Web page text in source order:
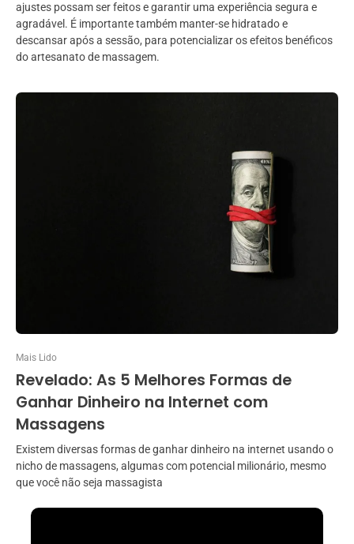
ajustes possam ser feitos e garantir uma experiência segura e
agradável. É importante também manter-se hidratado e
descansar após a sessão, para potencializar os efeitos benéficos
do artesanato de massagem.
Mais Lido
Revelado: As 5 Melhores Formas de
Ganhar Dinheiro na Internet com
Massagens
Existem diversas formas de ganhar dinheiro na internet usando o
nicho de massagens, algumas com potencial milionário, mesmo
que você não seja massagista